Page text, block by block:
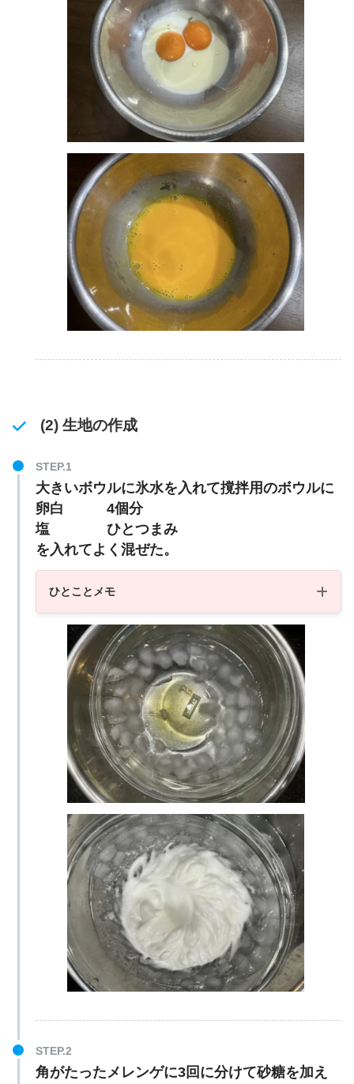
(2) 生地の作成
大きいボウルに氷水を入れて撹拌用のボウルに
卵白 4個分
塩 ひとつまみ
を入れてよく混ぜた。
ひとことメモ
角がたったメレンゲに3回に分けて砂糖を加え